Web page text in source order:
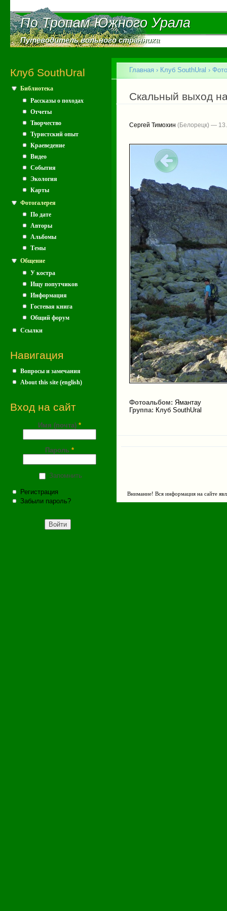
По Тропам Южного Урала
По Тропам Южного Урала
Путеводитель вольного странника
Путеводитель вольного странника
Клуб SouthUral
Библиотека
Рассказы о походах
Отчеты
Творчество
Туристский опыт
Краеведение
Видео
События
Экология
Карты
Фотогалерея
По дате
Авторы
Альбомы
Темы
Общение
У костра
Ищу попутчиков
Информация
Гостевая книга
Общий форум
Ссылки
Навигация
Вопросы и замечания
About this site (english)
Вход на сайт
Имя (почта) *
Пароль *
Запомнить
Регистрация
Забыли пароль?
Вы здесь
Главная › Клуб SouthUral ›
Скальный выход
Сергей Тимохин (Белорецк) —
Фотоальбом: Ямантау
Группа: Клуб SouthUral
Внимание! Вся информация на сайте